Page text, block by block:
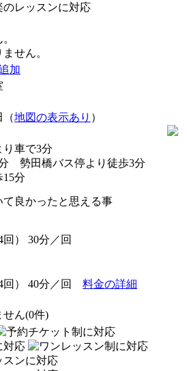
せん。
加
（地図の表示あり ）
車で3分
勢田橋バス停より徒歩3分
分
て良かったと思える事
回） 30分／回
回） 40分／回 料金の詳細
せん(0件)